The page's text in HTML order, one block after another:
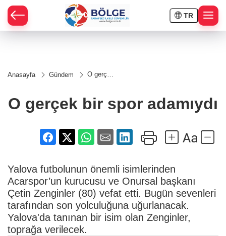
TR
Anasayfa Gündem
O gerçek
O gerçek bir spor adamıydı
Yalova futbolunun önemli isimlerinden
Acarspor’un kurucusu ve Onursal başkanı
Çetin Zenginler (80) vefat etti. Bugün sevenleri
tarafından son yolculuğuna uğurlanacak.
Yalova'da tanınan bir isim olan Zenginler,
toprağa verilecek.